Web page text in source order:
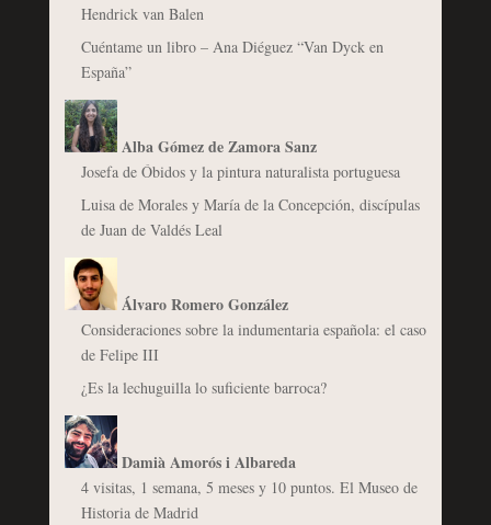
Hendrick van Balen
Cuéntame un libro – Ana Diéguez “Van Dyck en
España”
Alba Gómez de Zamora Sanz
Josefa de Óbidos y la pintura naturalista portuguesa
Luisa de Morales y María de la Concepción, discípulas
de Juan de Valdés Leal
Álvaro Romero González
Consideraciones sobre la indumentaria española: el caso
de Felipe III
¿Es la lechuguilla lo suficiente barroca?
Damià Amorós i Albareda
4 visitas, 1 semana, 5 meses y 10 puntos. El Museo de
Historia de Madrid